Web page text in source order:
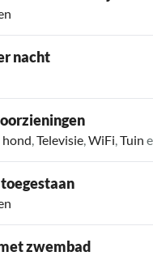
nacht
Televisie WiFi Tuin
zwembad